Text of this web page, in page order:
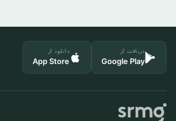
دریافت از
Google Play
دانلود از
App Store